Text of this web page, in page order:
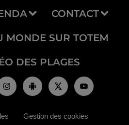
CONTACT
MONDE SUR TOTEM
DES PLAGES
Gestion des cookies